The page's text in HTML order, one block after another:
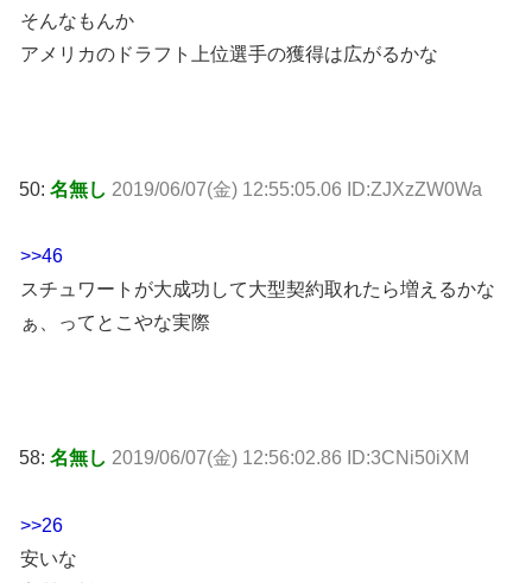
そんなもんか
アメリカのドラフト上位選手の獲得は広がるかな
50: 名無し 2019/06/07(金) 12:55:05.06 ID:ZJXzZW0Wa
>>46
スチュワートが大成功して大型契約取れたら増えるかな
ぁ、ってとこやな実際
58: 名無し 2019/06/07(金) 12:56:02.86 ID:3CNi50iXM
>>26
安いな